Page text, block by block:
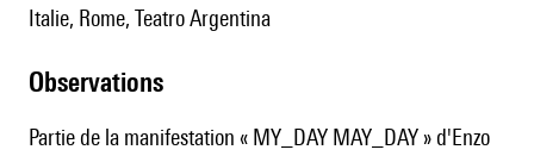
Italie, Rome, Teatro Argentina
observations
Partie de la manifestation « MY_DAY MAY_DAY » d'Enzo